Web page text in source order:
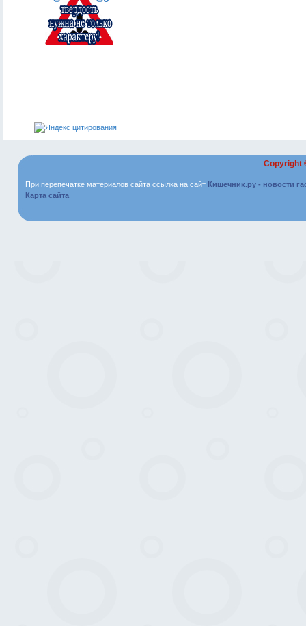
Copyright
При перепечатке материалов сайта ссылка на сайт Кишечник.ру - новости
Карта сайта